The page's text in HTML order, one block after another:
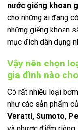
nước giếng khoan
cho những ai đang
những giếng khoan
mục đích dân dụng
Vậy nên chọn
gia đình nào
Có rất nhiều loại
như các sản phẩm
Veratti, Sumoto,